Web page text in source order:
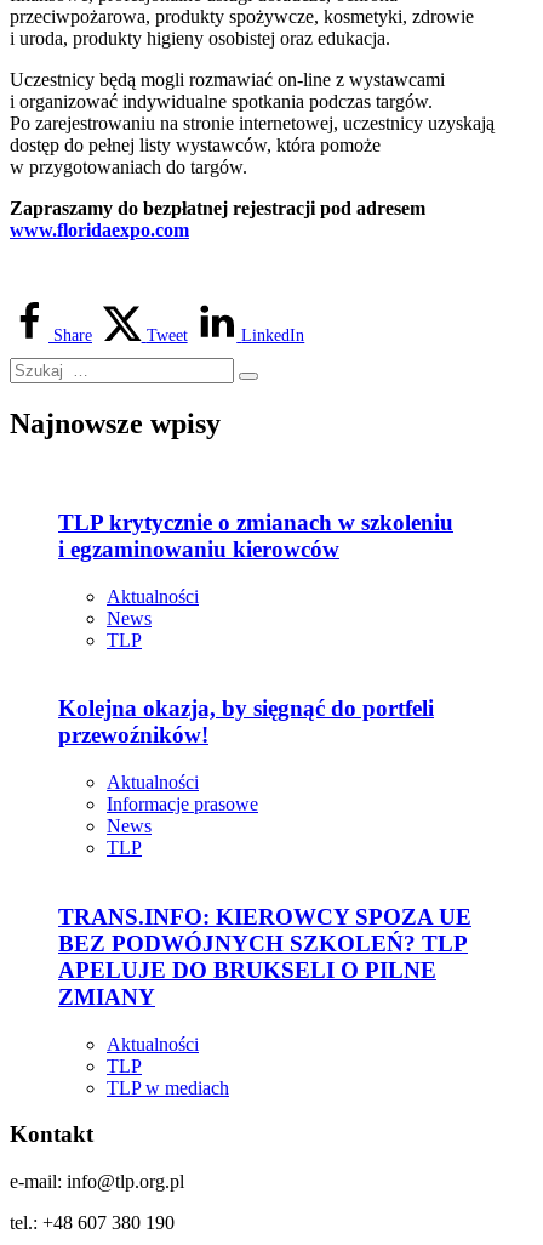
przeciwpożarowa, produkty spożywcze, kosmetyki, zdrowie
i uroda, produkty higieny osobistej oraz edukacja.
Uczestnicy będą mogli rozmawiać on-line z wystawcami
i organizować indywidualne spotkania podczas targów.
Po zarejestrowaniu na stronie internetowej, uczestnicy uzyskają
dostęp do pełnej listy wystawców, która pomoże
w przygotowaniach do targów.
Zapraszamy do bezpłatnej rejestracji pod adresem
www.floridaexpo.com
Share Tweet LinkedIn
Najnowsze wpisy
TLP krytycznie o zmianach w szkoleniu
i egzaminowaniu kierowców
Aktualności
News
TLP
Kolejna okazja, by sięgnąć do portfeli
przewoźników!
Aktualności
Informacje prasowe
News
TLP
TRANS.INFO: KIEROWCY SPOZA UE
BEZ PODWÓJNYCH SZKOLEŃ? TLP
APELUJE DO BRUKSELI O PILNE
ZMIANY
Aktualności
TLP
TLP w mediach
Kontakt
e-mail: info@tlp.org.pl
tel.: +48 607 380 190